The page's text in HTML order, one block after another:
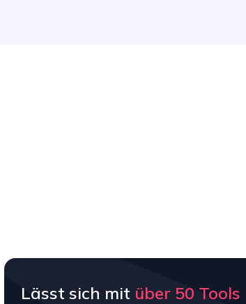
Lässt sich mit über 50 Tools